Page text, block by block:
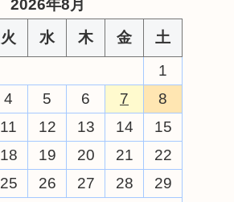
2026年8月
火 水 木 金
土
1
4 5 6 7
8
11 12 13 14
15
18 19 20 21
22
25 26 27 28
29